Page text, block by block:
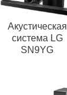
Акустическая
система LG
SN9YG